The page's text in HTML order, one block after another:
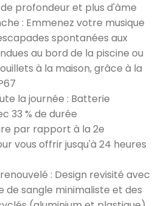
profondeur et plus d'âme
: Emmenez votre musique
spontanées aux
au bord de la piscine ou
à la maison, grâce à la
la journée : Batterie
33 % de durée
par rapport à la 2e
vous offrir jusqu'à 24 heures
: Design revisité avec
de sangle minimaliste et des